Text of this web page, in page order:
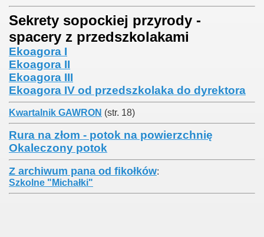
Sekrety sopockiej przyrody -
spacery z przedszkolakami
Ekoagora I
Ekoagora II
Ekoagora III
Ekoagora IV od przedszkolaka do dyrektora
Kwartalnik GAWRON (str. 18)
Rura na złom - potok na powierzchnię
Okaleczony potok
Z archiwum pana od fikołków:
Szkolne "Michałki"